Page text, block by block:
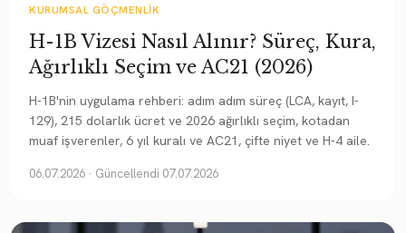
KURUMSAL GÖÇMENLIK
H-1B Vizesi Nasıl Alınır? Süreç, Kura,
Ağırlıklı Seçim ve AC21 (2026)
H-1B'nin uygulama rehberi: adım adım süreç (LCA, kayıt, I-
129), 215 dolarlık ücret ve 2026 ağırlıklı seçim, kotadan
muaf işverenler, 6 yıl kuralı ve AC21, çifte niyet ve H-4 aile.
06.07.2026 · Güncellendi 07.07.2026